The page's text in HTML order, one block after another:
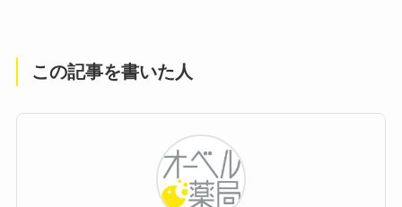
この記事を書いた人